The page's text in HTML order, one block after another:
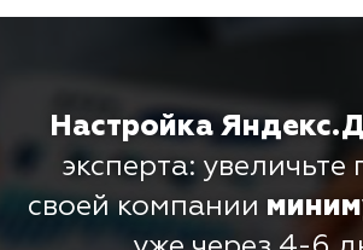
Настройка
эксперта:
своей компании